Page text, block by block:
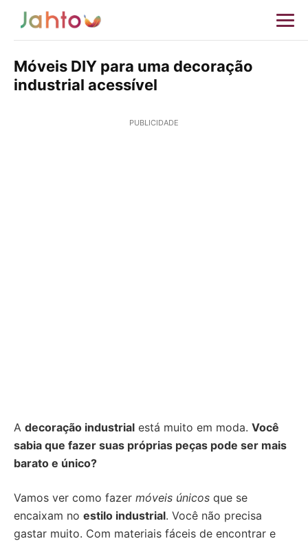
Móveis DIY para uma decoração
industrial acessível
PUBLICIDADE
A decoração industrial está muito em moda. Você
sabia que fazer suas próprias peças pode ser mais
barato e único?
Vamos ver como fazer móveis únicos que se
encaixam no estilo industrial. Você não precisa
gastar muito. Com materiais fáceis de encontrar e